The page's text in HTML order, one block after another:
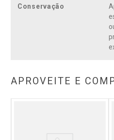
Conservação
APROVEITE E